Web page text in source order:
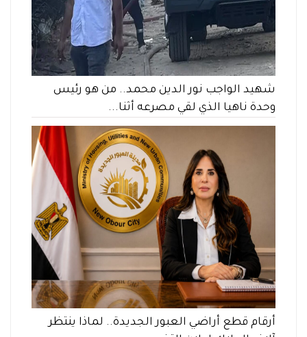
شهيد الواجب نور الدين محمد.. من هو رئيس
وحدة ناهيا الذي لقي مصرعه أثنا...
أرقام قطع أراضي العبور الجديدة.. لماذا ينتظر